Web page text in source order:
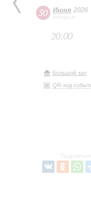
30 Июня 2026
вторник
20:00
Большой зал
QR-код